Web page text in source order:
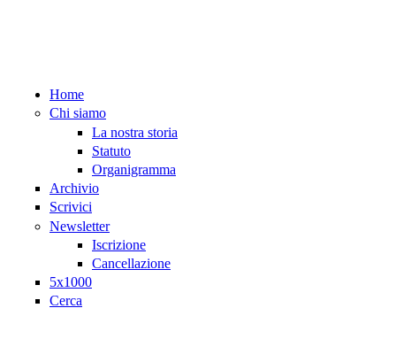
Home
Chi siamo
La nostra storia
Statuto
Organigramma
Archivio
Scrivici
Newsletter
Iscrizione
Cancellazione
5x1000
Cerca